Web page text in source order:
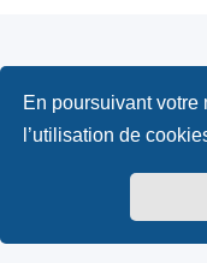
En poursuivant votre
l’utilisation de